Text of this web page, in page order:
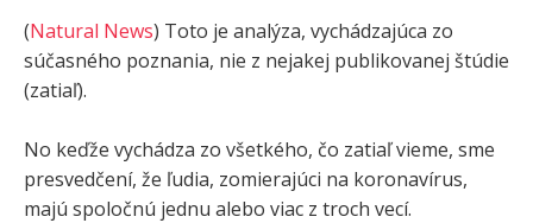
(Natural News) Toto je analýza, vychádzajúca zo
súčasného poznania, nie z nejakej publikovanej štúdie
(zatiaľ).
No keďže vychádza zo všetkého, čo zatiaľ vieme, sme
presvedčení, že ľudia, zomierajúci na koronavírus,
majú spoločnú jednu alebo viac z troch vecí.